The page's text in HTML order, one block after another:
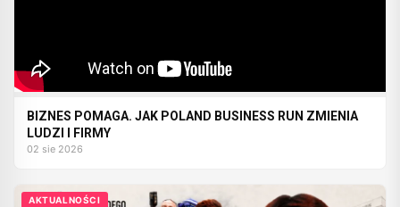
BIZNES POMAGA. JAK POLAND BUSINESS RUN ZMIENIA
LUDZI I FIRMY
02 sie 2026
AKTUALNOŚCI